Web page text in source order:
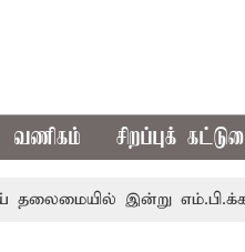
வணிகம் சிறப்புக்
இன்று எம்.பி.க்கள்